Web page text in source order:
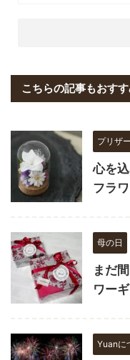
こちらの記事もおす
プリザ
心を
フラ
母の日
まだ
ワー
Yuanに